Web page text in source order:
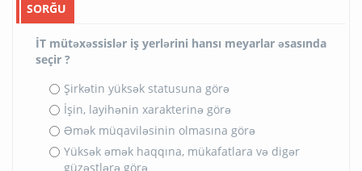
SORĞU
İT mütəxəssislər iş yerlərini hansı meyarlar əsasında
seçir ?
Şirkətin yüksək statusuna görə
İşin, layihənin xarakterinə görə
Əmək müqaviləsinin olmasına görə
Yüksək əmək haqqına, mükafatlara və digər
güzəştlərə görə